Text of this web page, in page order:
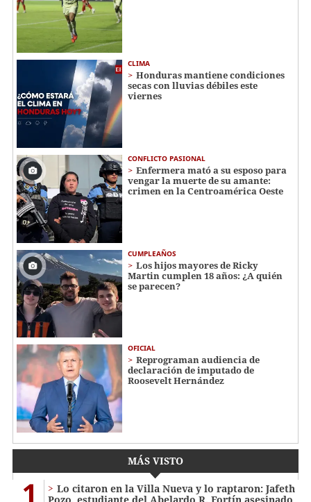
CLIMA
Honduras mantiene condiciones
secas con lluvias débiles este
viernes
CONFLICTO PASIONAL
Enfermera mató a su esposo para
vengar la muerte de su amante:
crimen en la Centroamérica Oeste
CUMPLEAÑOS
Los hijos mayores de Ricky
Martin cumplen 18 años: ¿A quién
se parecen?
OFICIAL
Reprograman audiencia de
declaración de imputado de
Roosevelt Hernández
MÁS VISTO
1
Lo citaron en la Villa Nueva y lo raptaron: Jafeth